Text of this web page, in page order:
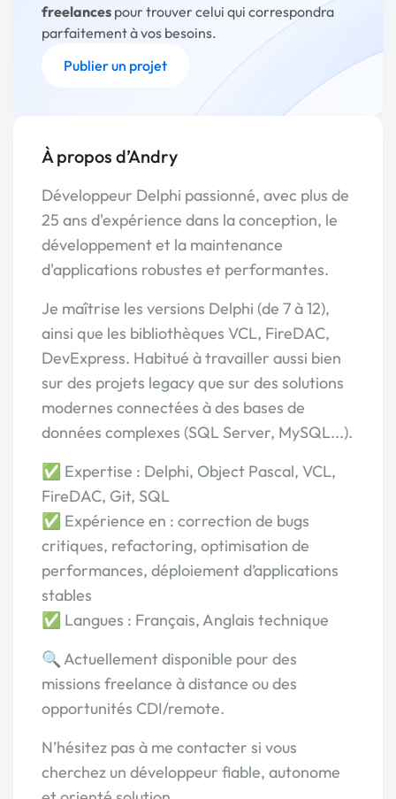
freelances pour trouver celui qui correspondra
parfaitement à vos besoins.
Publier un projet
À propos d’Andry
Développeur Delphi passionné, avec plus de
25 ans d'expérience dans la conception, le
développement et la maintenance
d'applications robustes et performantes.
Je maîtrise les versions Delphi (de 7 à 12),
ainsi que les bibliothèques VCL, FireDAC,
DevExpress. Habitué à travailler aussi bien
sur des projets legacy que sur des solutions
modernes connectées à des bases de
données complexes (SQL Server, MySQL...).
✅ Expertise : Delphi, Object Pascal, VCL,
FireDAC, Git, SQL
✅ Expérience en : correction de bugs
critiques, refactoring, optimisation de
performances, déploiement d’applications
stables
✅ Langues : Français, Anglais technique
🔍 Actuellement disponible pour des
missions freelance à distance ou des
opportunités CDI/remote.
N’hésitez pas à me contacter si vous
cherchez un développeur fiable, autonome